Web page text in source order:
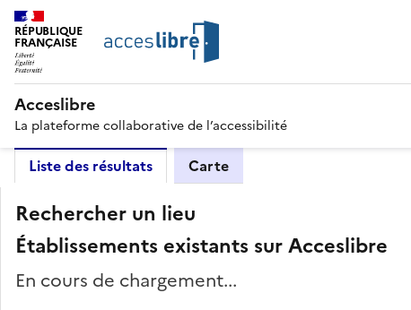
RÉPUBLIQUE
FRANÇAISE
Acceslibre
La plateforme collaborative de l’accessibilité
Liste des résultats Carte
Rechercher un lieu
Établissements existants sur Acceslibre
En cours de chargement...